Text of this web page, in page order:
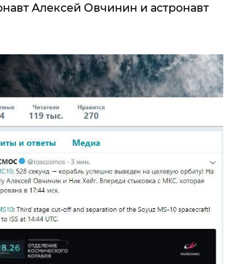
Алексей Овчинин и астронавт